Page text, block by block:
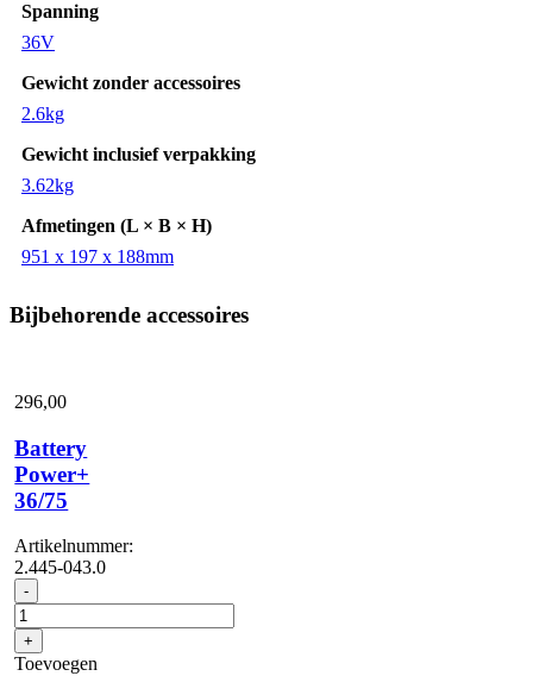
Spanning
36V
Gewicht zonder accessoires
2.6kg
Gewicht inclusief verpakking
3.62kg
Afmetingen (L × B × H)
951 x 197 x 188mm
Bijbehorende accessoires
296,00
Battery
Power+
36/75
Artikelnummer:
2.445-043.0
- Battery
Power+
36/75
aantal
+
Toevoegen